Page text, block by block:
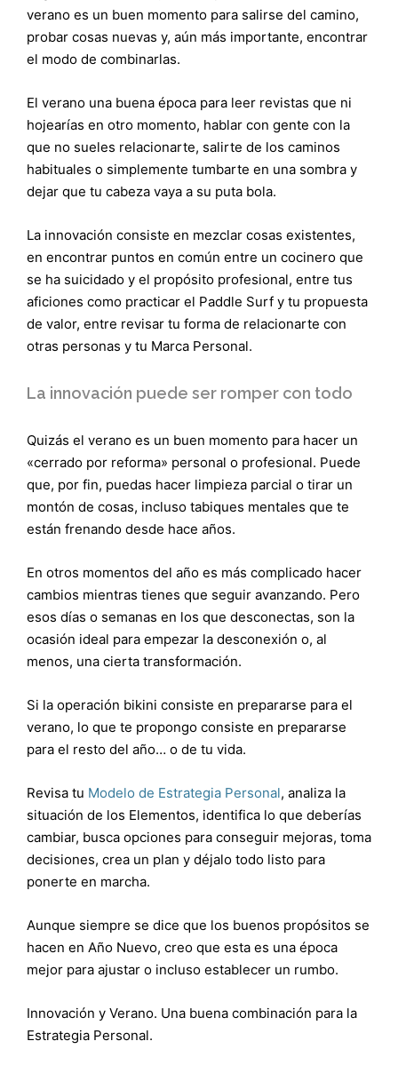
verano es un buen momento para salirse del camino,
probar cosas nuevas y, aún más importante, encontrar
el modo de combinarlas.
El verano una buena época para leer revistas que ni
hojearías en otro momento, hablar con gente con la
que no sueles relacionarte, salirte de los caminos
habituales o simplemente tumbarte en una sombra y
dejar que tu cabeza vaya a su puta bola.
La innovación consiste en mezclar cosas existentes,
en encontrar puntos en común entre un cocinero que
se ha suicidado y el propósito profesional, entre tus
aficiones como practicar el Paddle Surf y tu propuesta
de valor, entre revisar tu forma de relacionarte con
otras personas y tu Marca Personal.
La innovación puede ser romper con todo
Quizás el verano es un buen momento para hacer un
«cerrado por reforma» personal o profesional. Puede
que, por fin, puedas hacer limpieza parcial o tirar un
montón de cosas, incluso tabiques mentales que te
están frenando desde hace años.
En otros momentos del año es más complicado hacer
cambios mientras tienes que seguir avanzando. Pero
esos días o semanas en los que desconectas, son la
ocasión ideal para empezar la desconexión o, al
menos, una cierta transformación.
Si la operación bikini consiste en prepararse para el
verano, lo que te propongo consiste en prepararse
para el resto del año… o de tu vida.
Revisa tu Modelo de Estrategia Personal, analiza la
situación de los Elementos, identifica lo que deberías
cambiar, busca opciones para conseguir mejoras, toma
decisiones, crea un plan y déjalo todo listo para
ponerte en marcha.
Aunque siempre se dice que los buenos propósitos se
hacen en Año Nuevo, creo que esta es una época
mejor para ajustar o incluso establecer un rumbo.
Innovación y Verano. Una buena combinación para la
Estrategia Personal.